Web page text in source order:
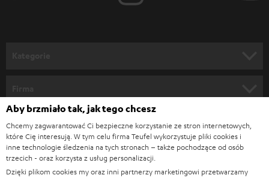
s
l
e
t
KOMPLETNE SYSTEMY
SOUNDBARY
GŁOŚNIKI HIFI
WSPARCIE
KARIERA
KONTAKT PRASOWY
Sklepy internetowe Teufel
NIEMCY
Aby brzmiało tak, jak tego chcesz
Chcemy zagwarantować Ci bezpieczne korzystanie ze stron internetowych,
które Cię interesują. W tym celu firma Teufel wykorzystuje pliki cookies i
inne technologie śledzenia na tych stronach – także pochodzące od osób
trzecich - oraz korzysta z usług personalizacji.
Dzięki plikom cookies my oraz inni partnerzy marketingowi przetwarzamy